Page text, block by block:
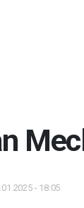
- 18:05